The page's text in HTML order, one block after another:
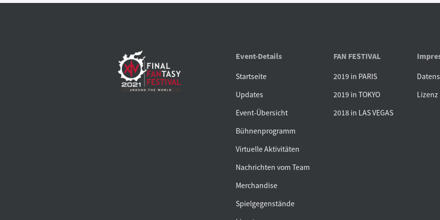
Event-Details
Startseite
Updates
Event-Übersicht
Bühnenprogramm
Virtuelle Aktivitäten
Nachrichten vom Team
Merchandise
Spielgegenstände
FAN FESTIVAL
2019 in PARIS
2019 in TOKYO
2018 in LAS VEGAS
Lizenz